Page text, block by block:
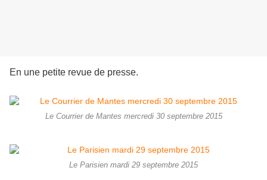
En une petite revue de presse.
Le Courrier de Mantes mercredi 30 septembre 2015
Le Parisien mardi 29 septembre 2015